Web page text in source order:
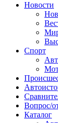
Сайт проНовости
Спорт
Вопрос/
Каталог